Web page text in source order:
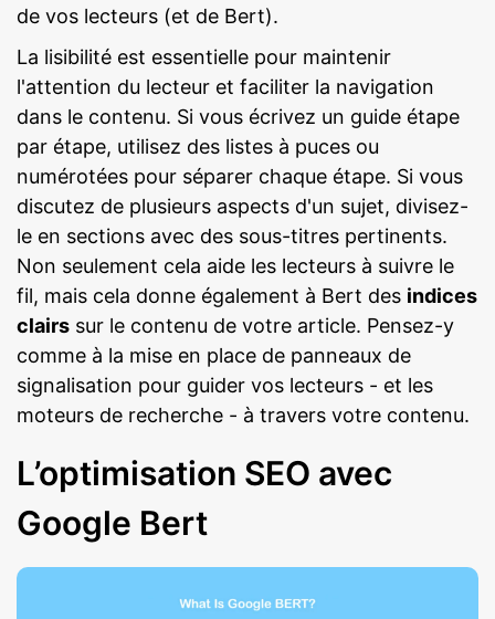
de vos lecteurs (et de Bert).
La lisibilité est essentielle pour maintenir
l'attention du lecteur et faciliter la navigation
dans le contenu. Si vous écrivez un guide étape
par étape, utilisez des listes à puces ou
numérotées pour séparer chaque étape. Si vous
discutez de plusieurs aspects d'un sujet, divisez-
le en sections avec des sous-titres pertinents.
Non seulement cela aide les lecteurs à suivre le
fil, mais cela donne également à Bert des indices
clairs sur le contenu de votre article. Pensez-y
comme à la mise en place de panneaux de
signalisation pour guider vos lecteurs - et les
moteurs de recherche - à travers votre contenu.
L’optimisation SEO avec
Google Bert